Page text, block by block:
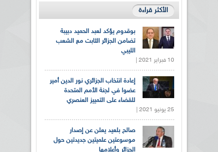
الأكثر قراءة
بوقدوم يؤكد لعبد الحميد دبيبة
تضامن الجزائر الثابت مع الشعب
الليبي
10 فبراير 2021 |
إعادة انتخاب الجزائري نور الدين أمير
عضوا في لجنة الأمم المتحدة
للقضاء على التمييز العنصري
25 يونيو 2021 |
صالح بلعيد يعلن عن إصدار
موسوعتين علميتين جديدتين حول
الجزائر وأعلامها